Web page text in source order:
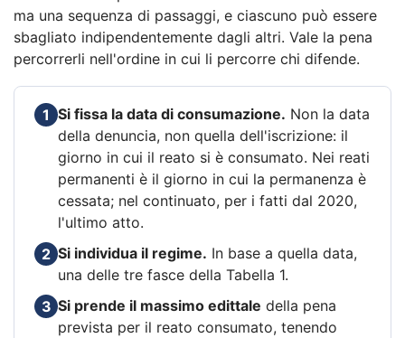
ma una sequenza di passaggi, e ciascuno può essere
sbagliato indipendentemente dagli altri. Vale la pena
percorrerli nell'ordine in cui li percorre chi difende.
1 Si fissa la data di consumazione. Non la data
della denuncia, non quella dell'iscrizione: il
giorno in cui il reato si è consumato. Nei reati
permanenti è il giorno in cui la permanenza è
cessata; nel continuato, per i fatti dal 2020,
l'ultimo atto.
2 Si individua il regime. In base a quella data,
una delle tre fasce della Tabella 1.
3 Si prende il massimo edittale della pena
prevista per il reato consumato, tenendo